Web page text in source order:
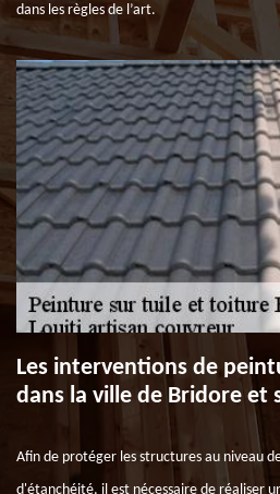
dans les règles de l’art.
Les interventions de
dans la ville de Bridore et
Afin de protéger les structures au niveau
d'étanchéité, il est nécessaire de réaliser